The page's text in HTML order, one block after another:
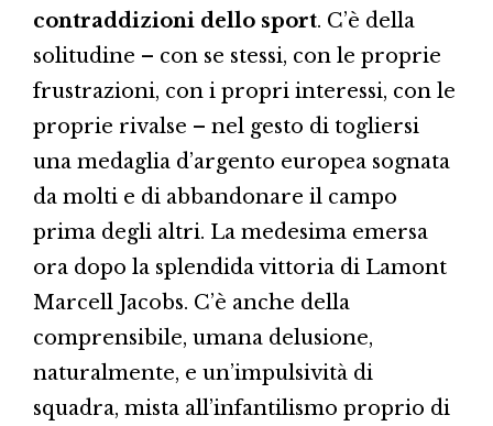
contraddizioni dello sport. C’è della
solitudine – con se stessi, con le proprie
frustrazioni, con i propri interessi, con le
proprie rivalse – nel gesto di togliersi
una medaglia d’argento europea sognata
da molti e di abbandonare il campo
prima degli altri. La medesima emersa
ora dopo la splendida vittoria di Lamont
Marcell Jacobs. C’è anche della
comprensibile, umana delusione,
naturalmente, e un’impulsività di
squadra, mista all’infantilismo proprio di